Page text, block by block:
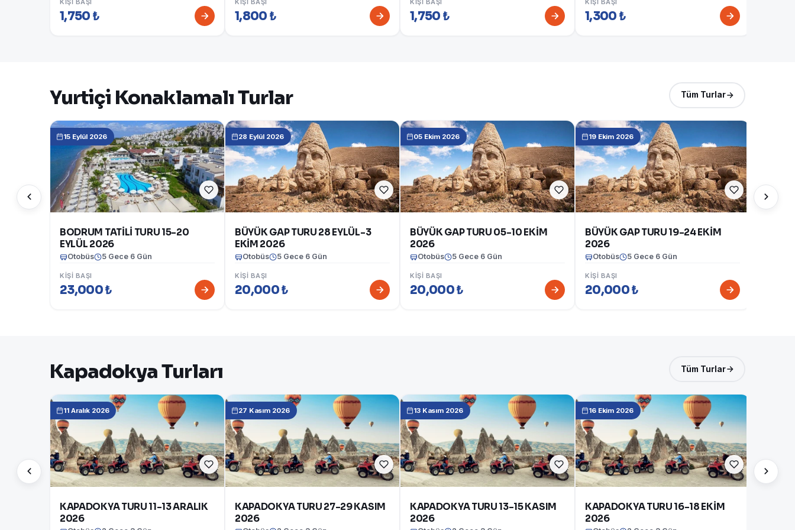
1,750 ₺ 1,800 ₺ 1,750 ₺ 1,300 ₺
Yurtiçi Konaklamalı Turlar Tüm Turlar
15 Eylül 2026
BODRUM TATİLİ TURU 15-20
EYLÜL 2026
Otobüs 5 Gece 6 Gün
KIŞI BAŞI
23,000 ₺
28 Eylül 2026
BÜYÜK GAP TURU 28 EYLÜL-3
EKİM 2026
Otobüs 5 Gece 6 Gün
KIŞI BAŞI
20,000 ₺
05 Ekim 2026
BÜYÜK GAP TURU 05-10 EKİM
2026
Otobüs 5 Gece 6 Gün
KIŞI BAŞI
20,000 ₺
19 Ekim 2026
BÜYÜK GAP TURU 19-24 EKİM
2026
Otobüs 5 Gece 6 Gün
KIŞI BAŞI
20,000 ₺
Kapadokya Turları Tüm Turlar
11 Aralık 2026
KAPADOKYA TURU 11-13 ARALIK
2026
27 Kasım 2026
KAPADOKYA TURU 27-29 KASIM
2026
13 Kasım 2026
KAPADOKYA TURU 13-15 KASIM
2026
16 Ekim 2026
KAPADOKYA TURU 16-18 EKİM
2026